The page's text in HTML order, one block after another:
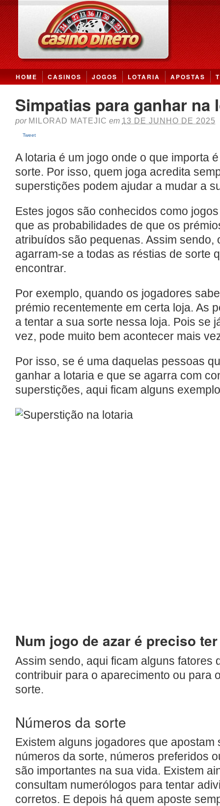
HOME CASINOS JOGOS LOTARIA APOSTAS
Simpatias para ganhar na
por MILORAD MATEJIC em 13 DE JUNHO DE 2025
Tweet
A lotaria é um jogo onde o que importa
sorte. Por isso, quem joga acredita
superstições podem ajudar a mudar a
Estes jogos são conhecidos como
que as probabilidades de que os
atribuídos são pequenas. Assim sendo,
agarram-se a todas as réstias de sorte
encontrar.
Por exemplo, quando os jogadores
prémio recentemente em certa loja. As
a tentar a sua sorte nessa loja. Pois se
vez, pode muito bem acontecer mais
Por isso, se é uma daquelas pessoas
ganhar a lotaria e que se agarra com
superstições, aqui ficam alguns
Num jogo de azar é preciso
Assim sendo, aqui ficam alguns fatores
contribuir para o aparecimento ou para
sorte.
Números da sorte
Existem alguns jogadores que apostam
números da sorte, números preferidos
são importantes na sua vida. Existem
consultam numerólogos para tentar
corretos. E depois há quem aposte